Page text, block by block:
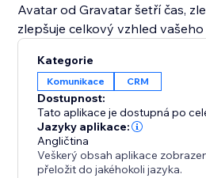
Avatar od Gravatar šetří čas,
zlepšuje celkový vzhled
Ideální pro komunity, adresáře,
online kurzy a jakékoli stránky,
člena.
Kategorie
Komunikace CRM
Dostupnost:
Tato aplikace je dostupná po
Jazyky aplikace:
Angličtina
Veškerý obsah aplikace
přeložit do jakéhokoli jazyka.